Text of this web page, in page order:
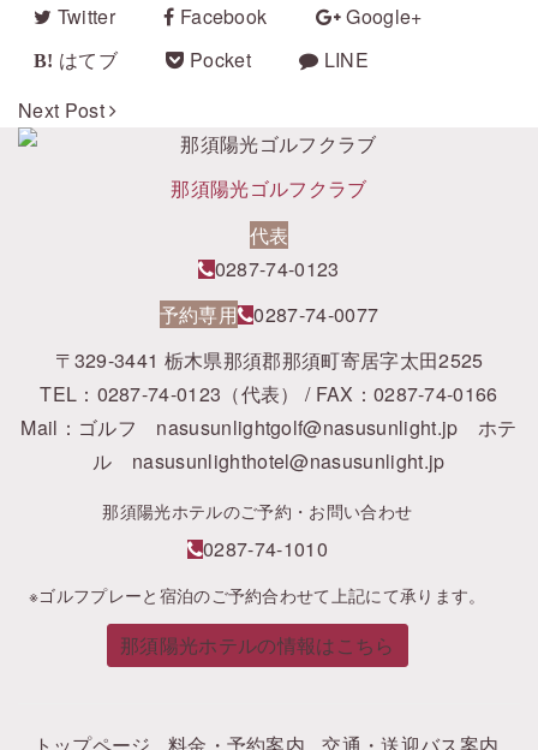
Twitter
Facebook
Google+
はてブ
Pocket
LINE
Next Post
那須陽光ゴルフクラブ
代表
0287-74-0123
予約専用 0287-74-0077
〒329-3441 栃木県那須郡那須町寄居字太田2525
TEL：0287-74-0123（代表） / FAX：0287-74-0166
Mail：ゴルフ nasusunlightgolf@nasusunlight.jp ホテ
ル nasusunlighthotel@nasusunlight.jp
那須陽光ホテルのご予約・お問い合わせ
0287-74-1010
※ゴルフプレーと宿泊のご予約合わせて上記にて承ります。
那須陽光ホテルの情報はこちら
トップページ 料金・予約案内 交通・送迎バス案内